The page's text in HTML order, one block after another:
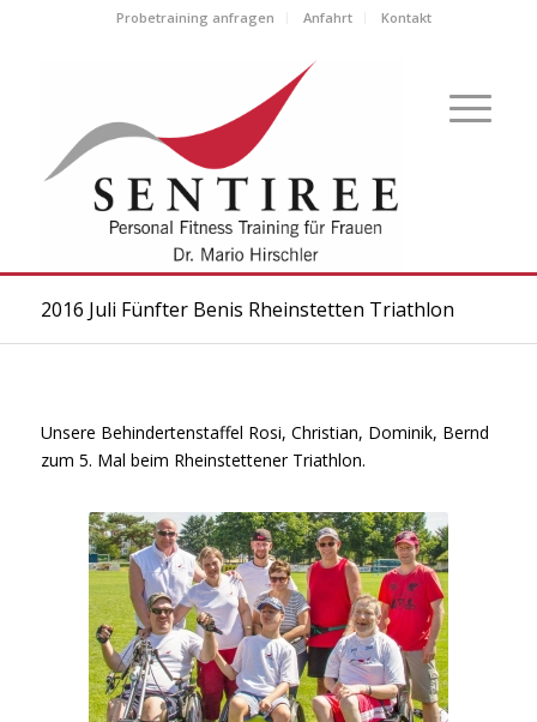
Probetraining anfragen Anfahrt Kontakt
2016 Juli Fünfter Benis Rheinstetten Triathlon
Unsere Behindertenstaffel Rosi, Christian, Dominik, Bernd
zum 5. Mal beim Rheinstettener Triathlon.